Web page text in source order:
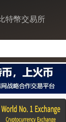
特幣交易所